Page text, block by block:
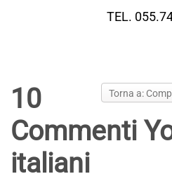
TEL.
Torna a:
10
Commenti
italiani